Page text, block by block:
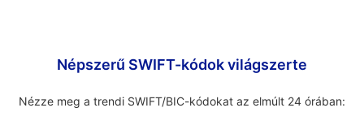
Népszerű SWIFT-kódok világszerte
Nézze meg a trendi SWIFT/BIC-kódokat az elmúlt 24 órában: